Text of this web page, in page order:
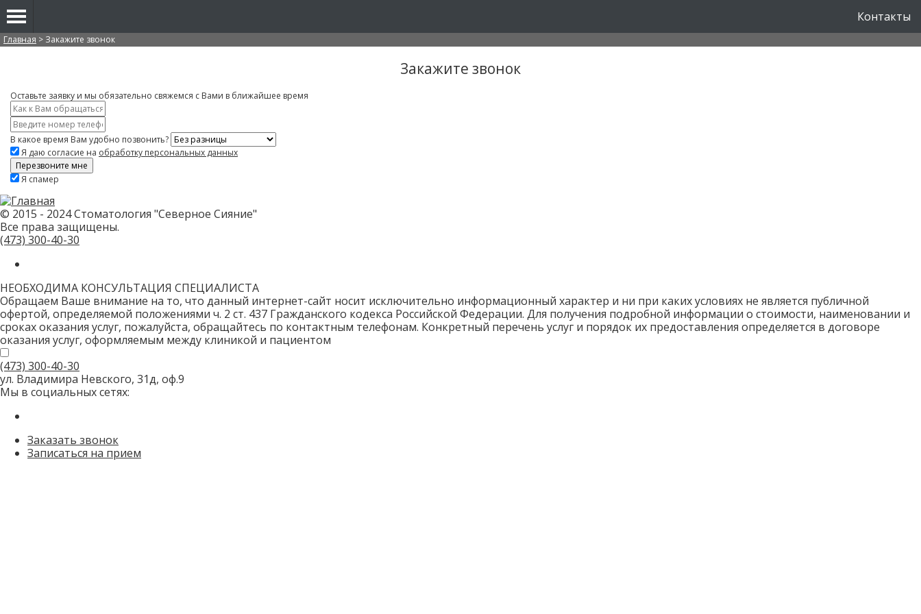
Контакты
Вы здесь
Главная > Закажите звонок
Закажите звонок
Оставьте заявку и мы обязательно свяжемся с Вами в ближайшее время
Имя
*
Контактный
телефон
*
В какое время Вам удобно позвонить?
Я даю согласие на обработку персональных данных
Скажите,
не
заполняйте
это
поле.
CAPTCHA
только
роботов!
Я спамер
© 2015 - 2024 Стоматология "Северное Сияние"
Все права защищены.
(473) 300-40-30
НЕОБХОДИМА КОНСУЛЬТАЦИЯ СПЕЦИАЛИСТА
Обращаем Ваше внимание на то, что данный интернет-сайт носит исключительно информационный характер и ни при каких условиях не является публичной
офертой, определяемой положениями ч. 2 ст. 437 Гражданского кодекса Российской Федерации. Для получения подробной информации о стоимости, наименовании и
сроках оказания услуг, пожалуйста, обращайтесь по контактным телефонам. Конкретный перечень услуг и порядок их предоставления определяется в договоре
оказания услуг, оформляемым между клиникой и пациентом
(473) 300-40-30
ул. Владимира Невского, 31д, оф.9
Мы в социальных сетях:
Заказать звонок
Записаться на прием